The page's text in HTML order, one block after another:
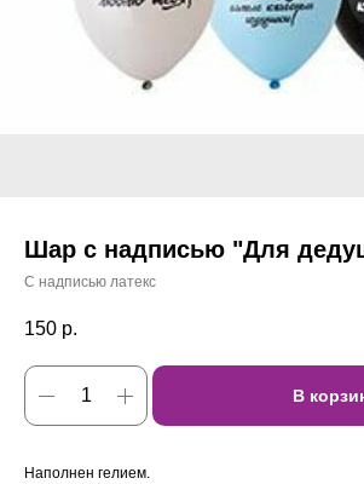
Шар с надписью "Для
С надписью латекс
150 р.
В
Наполнен гелием.